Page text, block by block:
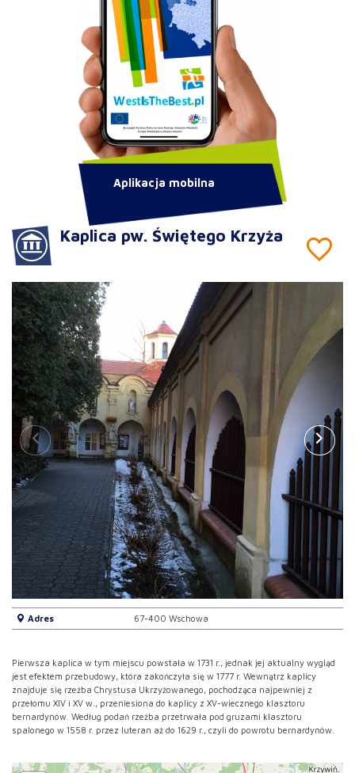
Kaplica pw. Świętego Krzyża
Adres 67-400 Wschowa
Pierwsza kaplica w tym miejscu powstała w 1731 r., jednak jej aktualny wygląd
jest efektem przebudowy, która zakończyła się w 1777 r. Wewnątrz kaplicy
znajduje się rzeźba Chrystusa Ukrzyżowanego, pochodząca najpewniej z
przełomu XIV i XV w., przeniesiona do kaplicy z XV-wiecznego klasztoru
bernardynów. Według podań rzeźba przetrwała pod gruzami klasztoru
spalonego w 1558 r. przez luteran aż do 1629 r., czyli do powrotu bernardynów.
Aplikacja mobilna